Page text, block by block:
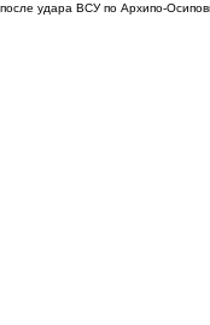
удара ВСУ по Архипо-